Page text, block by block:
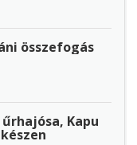
összefogás
Kapu